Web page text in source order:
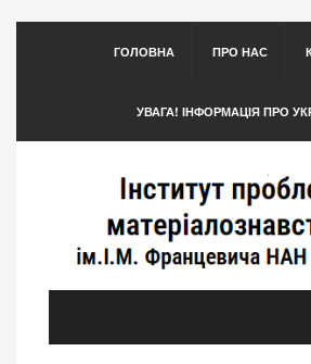
ГОЛОВНА ПРО НАС
УВАГА! ІНФОРМАЦІЯ ПРО